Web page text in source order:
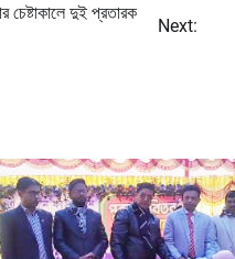
চেষ্টাকালে দুই প্রতারক
Next: